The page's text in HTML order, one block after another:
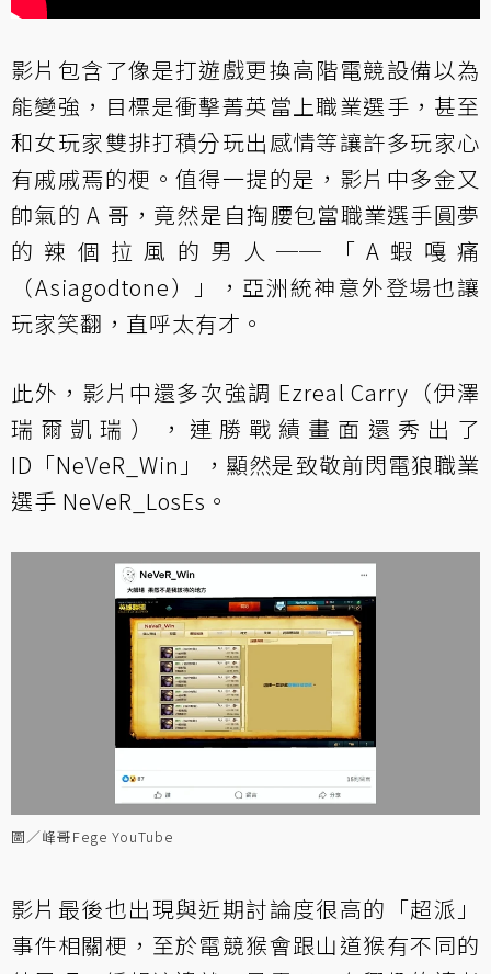
影片包含了像是打遊戲更換高階電競設備以為
能變強，目標是衝擊菁英當上職業選手，甚至
和女玩家雙排打積分玩出感情等讓許多玩家心
有戚戚焉的梗。值得一提的是，影片中多金又
帥氣的 A 哥，竟然是自掏腰包當職業選手圓夢
的辣個拉風的男人──「A蝦嘎痛
（Asiagodtone）」，亞洲統神意外登場也讓
玩家笑翻，直呼太有才。
此外，影片中還多次強調 Ezreal Carry（伊澤
瑞爾凱瑞），連勝戰績畫面還秀出了
ID「NeVeR_Win」，顯然是致敬前閃電狼職業
選手 NeVeR_LosEs。
圖／峰哥Fege YouTube
影片最後也出現與近期討論度很高的「超派」
事件相關梗，至於電競猴會跟山道猴有不同的